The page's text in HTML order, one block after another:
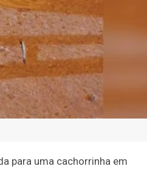
para uma cachorrinha em